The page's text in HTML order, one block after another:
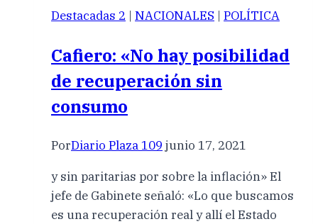
Destacadas 2 | NACIONALES | POLÍTICA
Cafiero: «No hay posibilidad
de recuperación sin
consumo
PorDiario Plaza 109 junio 17, 2021
y sin paritarias por sobre la inflación» El
jefe de Gabinete señaló: «Lo que buscamos
es una recuperación real y allí el Estado